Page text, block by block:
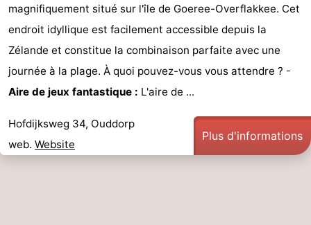
magnifiquement situé sur l'île de Goeree-Overflakkee. Cet
endroit idyllique est facilement accessible depuis la
Zélande et constitue la combinaison parfaite avec une
journée à la plage. À quoi pouvez-vous vous attendre ? -
Aire de jeux fantastique : L'aire de ...
Hofdijksweg 34, Ouddorp
web. Website
Plus d'informations